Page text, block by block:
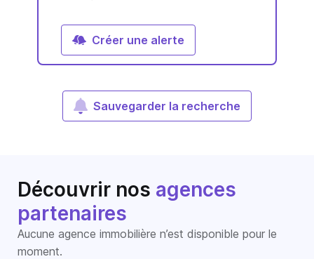
Créer une alerte
Sauvegarder la recherche
Découvrir nos agences
partenaires
Aucune agence immobilière n’est disponible pour le
moment.